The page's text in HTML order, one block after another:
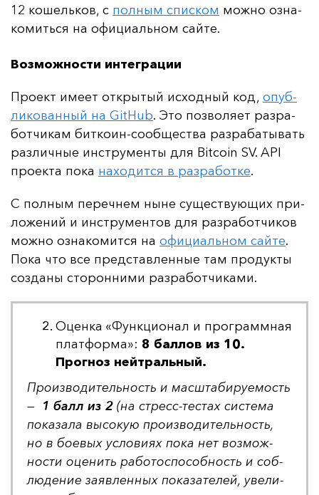
12 ко­шель­ков, с пол­ным спис­ком мож­но оз­на­
ко­мить­ся на офи­ци­аль­ном сай­те.
Возможности интеграции
Про­ект име­ет от­кры­тый ис­ход­ный код, опуб­
ли­ко­ван­ный на GitHub. Это поз­во­ля­ет раз­ра­
бот­чи­кам бит­ко­ин-со­об­щес­тва раз­ра­ба­ты­вать
раз­лич­ные инс­тру­мен­ты для Bitcoin SV. API
про­ек­та по­ка на­хо­дит­ся в раз­ра­бот­ке.
С пол­ным пе­реч­нем ны­не су­щес­тву­ющих при­
ло­же­ний и инс­тру­мен­тов для раз­ра­бот­чи­ков
мож­но оз­на­ко­мит­ся на офи­ци­аль­ном сай­те.
По­ка что все пред­став­лен­ные там про­дук­ты
соз­да­ны сто­рон­ни­ми раз­ра­бот­чи­ка­ми.
Оценка «Функционал и программная
платформа»: 8 баллов из 10.
Прогноз нейтральный.
Про­из­во­ди­тель­ность и мас­шта­би­ру­емость
— 1 балл из 2 (на стресс-тес­тах сис­те­ма
по­ка­за­ла вы­со­кую про­из­во­ди­тель­ность,
но в бо­евых ус­ло­ви­ях по­ка нет воз­мож­
нос­ти оце­нить ра­бо­тос­по­соб­ность и соб­
лю­де­ние за­яв­лен­ных по­ка­за­те­лей, уве­ли­